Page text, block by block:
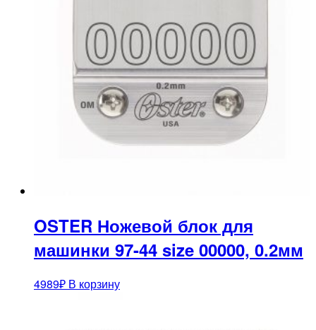
OSTER Ножевой блок для
машинки 97-44 size 00000, 0.2мм
4989₽ В корзину